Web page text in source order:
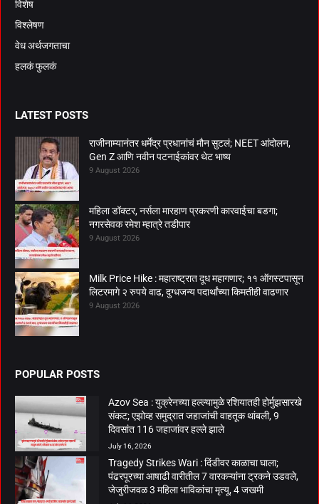
विशेष
विश्लेषण
वेध अर्थजगताचा
हलकं फुलकं
LATEST POSTS
राजीनाम्यानंतर धर्मेंद्र प्रधानांचं मौन सुटलं; NEET आंदोलन,
Gen Z आणि नवीन पटनाईकांवर थेट भाष्य
9 August 2026
महिला डॉक्टर, नर्सला मारहाण प्रकरणी कारवाईचा बडगा;
नगरसेवक रमेश म्हात्रे तडीपार
9 August 2026
Milk Price Hike : महाराष्ट्रात दूध महागणार; ११ ऑगस्टपासून
लिटरमागे २ रुपये वाढ, दुग्धजन्य पदार्थांच्या किमतीही वाढणार
9 August 2026
POPULAR POSTS
Azov Sea : युक्रेनच्या हल्ल्यामुळे रशियातही होर्मुझसारखे
संकट; एझोव्ह समुद्रात जहाजांची वाहतूक थांबली, 9
दिवसांत 116 जहाजांवर हल्ले झाले
July 16, 2026
Tragedy Strikes Wari : दिंडीवर काळाचा घाला;
पंढरपूरच्या आषाढी वारीतील 7 वारकऱ्यांना ट्रकने उडवले,
जेजुरीजवळ 3 महिला भाविकांचा मृत्यू, 4 जखमी